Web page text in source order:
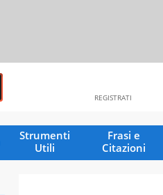
REGISTRATI
Strumenti
Utili
Frasi e
Citazioni